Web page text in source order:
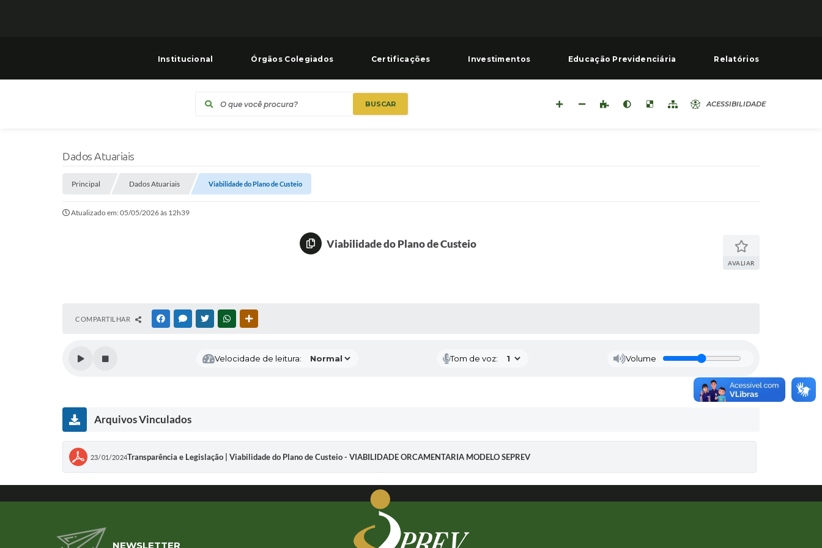
Institucional Órgãos Colegiados Certificações Investimentos Educação Previdenciária Relatórios
BUSCAR ACESSIBILIDADE
Dados Atuariais
Principal Dados Atuariais Viabilidade do Plano de Custeio
Atualizado em: 05/05/2026 às 12h39
Viabilidade do Plano de Custeio
AVALIAR
COMPARTILHAR FACEBOOKMESSENGER
TWITTERWHATSAPP
Velocidade de leitura: Tom de voz: Volume
Arquivos Vinculados
23/01/2024Transparência e Legislação | Viabilidade do Plano de Custeio - VIABILIDADE ORCAMENTARIA MODELO SEPREV
NEWSLETTER